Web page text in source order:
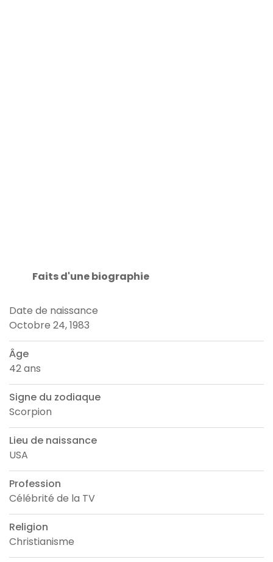
Faits d'une biographie
Date de naissance
Octobre 24, 1983
Âge
42 ans
Signe du zodiaque
Scorpion
Lieu de naissance
USA
Profession
Célébrité de la TV
Religion
Christianisme